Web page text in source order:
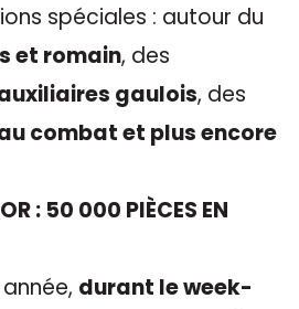
spéciales : autour du
et romain, des
gaulois, des
combat et plus encore
: 50 000 PIÈCES EN
durant le week-